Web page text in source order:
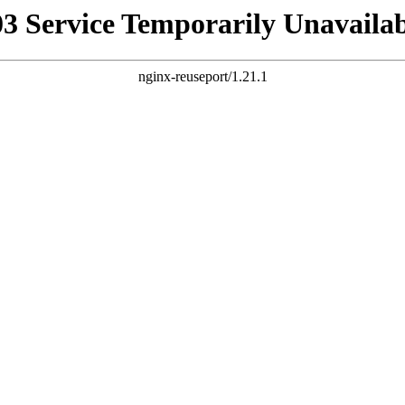
Service Temporarily
nginx-reuseport/1.21.1